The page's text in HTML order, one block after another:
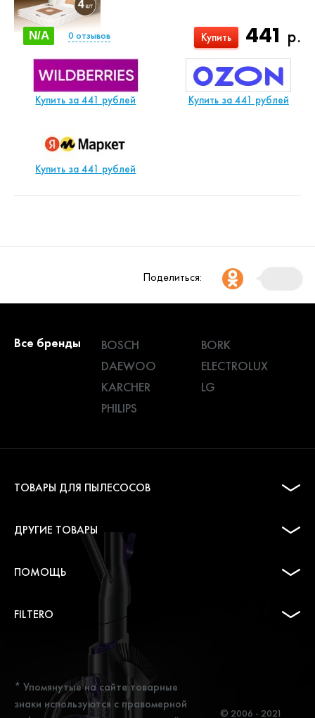
441 р.
Купить
N/A 0 отзывов
Купить за 441 рублей Купить за 441 рублей
Купить за 441 рублей
Поделиться:
Все бренды BOSCH
BORK
DAEWOO
ELECTROLUX
KARCHER
LG
PHILIPS
ТОВАРЫ ДЛЯ ПЫЛЕСОСОВ
ДРУГИЕ ТОВАРЫ
ПОМОЩЬ
FILTERO
* Упомянутые на сайте товарные
знаки используются с правомерной
© 2006 - 2021